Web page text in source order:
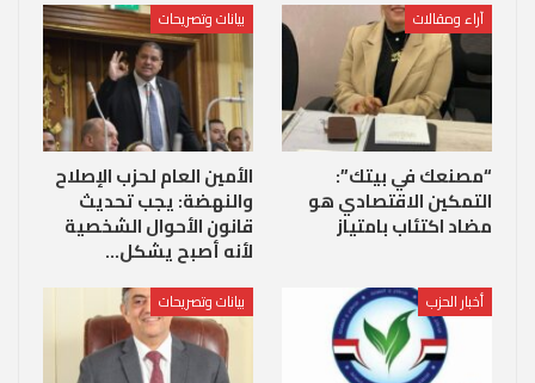
آراء ومقالات
“مصنعك في بيتك”:
التمكين الاقتصادي هو
مضاد اكتئاب بامتياز
بيانات وتصريحات
الأمين العام لحزب الإصلاح
والنهضة: يجب تحديث
قانون الأحوال الشخصية
لأنه أصبح يشكل…
أخبار الحزب بيانات وتصريحات